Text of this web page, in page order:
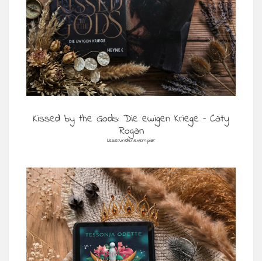
Kissed by the Gods: Die ewigen Kriege – Caty
Rogan
Leserundenexemplar